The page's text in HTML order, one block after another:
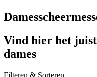
Vind hier het
dames
Filteren & Sorteren